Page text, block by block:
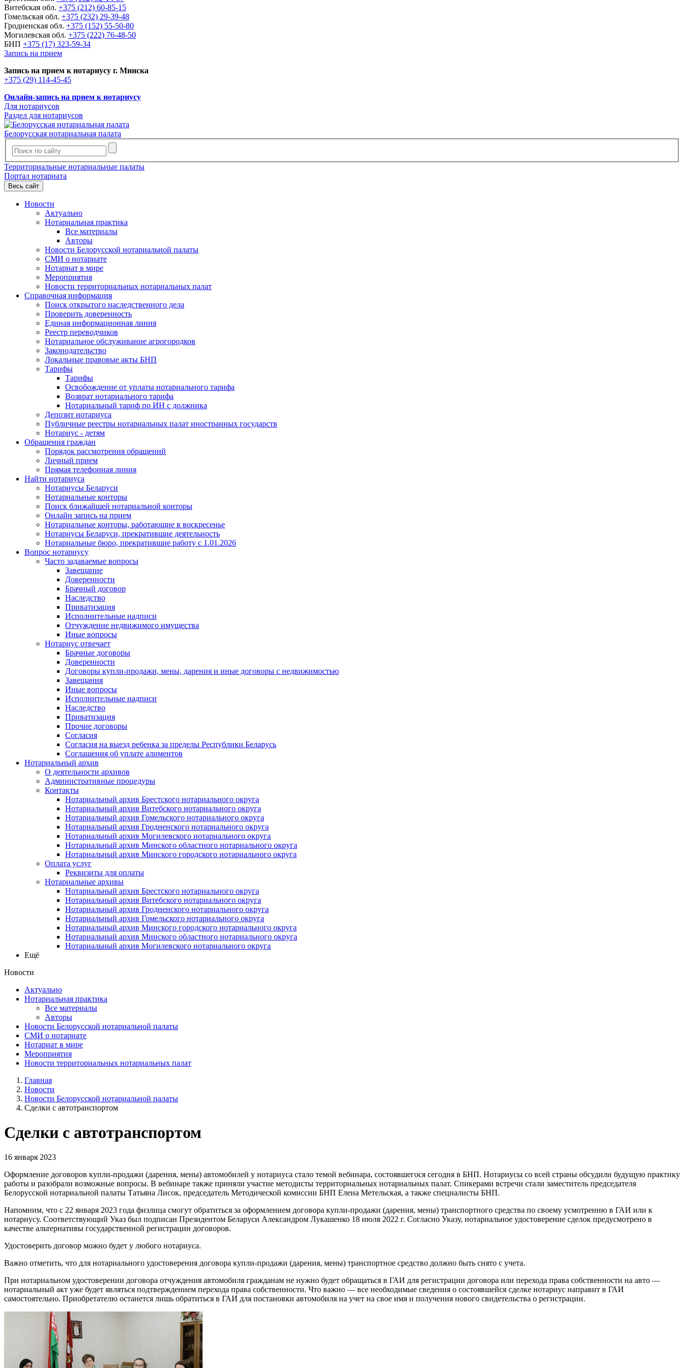
Витебская обл. +375 (212) 60-85-15
Гомельская обл. +375 (232) 29-39-48
Гродненская обл. +375 (152) 55-50-80
Могилевская обл. +375 (222) 76-48-50
БНП +375 (17) 323-59-34
Запись на прием
Запись на прием к нотариусу г. Минска
+375 (29) 114-45-45
Онлайн-запись на прием к нотариусу
Для нотариусов
Раздел для нотариусов
Белорусская нотариальная палата
Территориальные нотариальные палаты
Портал нотариата
Весь сайт
Новости
Актуально
Нотариальная практика
Все материалы
Авторы
Новости Белорусской нотариальной палаты
СМИ о нотариате
Нотариат в мире
Мероприятия
Новости территориальных нотариальных палат
Справочная информация
Поиск открытого наследственного дела
Проверить доверенность
Единая информационная линия
Реестр переводчиков
Нотариальное обслуживание агрогородков
Законодательство
Локальные правовые акты БНП
Тарифы
Тарифы
Освобождение от уплаты нотариального тарифа
Возврат нотариального тарифа
Нотариальный тариф по ИН с должника
Депозит нотариуса
Публичные реестры нотариальных палат иностранных государств
Нотариус - детям
Обращения граждан
Порядок рассмотрения обращений
Личный прием
Прямая телефонная линия
Найти нотариуса
Нотариусы Беларуси
Нотариальные конторы
Поиск ближайшей нотариальной конторы
Онлайн запись на прием
Нотариальные конторы, работающие в воскресенье
Нотариусы Беларуси, прекратившие деятельность
Нотариальные бюро, прекратившие работу с 1.01.2026
Вопрос нотариусу
Часто задаваемые вопросы
Завещание
Доверенности
Брачный договор
Наследство
Приватизация
Исполнительные надписи
Отчуждение недвижимого имущества
Иные вопросы
Нотариус отвечает
Брачные договоры
Доверенности
Договоры купли-продажи, мены, дарения и иные договоры с недвижимостью
Завещания
Иные вопросы
Исполнительные надписи
Наследство
Приватизация
Прочие договоры
Согласия
Согласия на выезд ребенка за пределы Республики Беларусь
Соглашения об уплате алиментов
Нотариальный архив
О деятельности архивов
Административные процедуры
Контакты
Нотариальный архив Брестского нотариального округа
Нотариальный архив Витебского нотариального округа
Нотариальный архив Гомельского нотариального округа
Нотариальный архив Гродненского нотариального округа
Нотариальный архив Могилевского нотариального округа
Нотариальный архив Минского областного нотариального округа
Нотариальный архив Минского городского нотариального округа
Оплата услуг
Реквизиты для оплаты
Нотариальные архивы
Нотариальный архив Брестского нотариального округа
Нотариальный архив Витебского нотариального округа
Нотариальный архив Гродненского нотариального округа
Нотариальный архив Гомельского нотариального округа
Нотариальный архив Минского городского нотариального округа
Нотариальный архив Минского областного нотариального округа
Нотариальный архив Могилевского нотариального округа
Ещё
Новости
Актуально
Нотариальная практика
Все материалы
Авторы
Новости Белорусской нотариальной палаты
СМИ о нотариате
Нотариат в мире
Мероприятия
Новости территориальных нотариальных палат
Главная
Новости
Новости Белорусской нотариальной палаты
Сделки с автотранспортом
Сделки с автотранспортом
16 января 2023
Оформление договоров купли-продажи (дарения, мены) автомобилей у нотариуса стало темой вебинара, состоявшегося сегодня в БНП. Нотариусы со всей страны обсудили будущую практику
работы и разобрали возможные вопросы. В вебинаре также приняли участие методисты территориальных нотариальных палат. Спикерами встречи стали заместитель председателя
Белорусской нотариальной палаты Татьяна Лисок, председатель Методической комиссии БНП Елена Метельская, а также специалисты БНП.
Напомним, что с 22 января 2023 года физлица смогут обратиться за оформлением договора купли-продажи (дарения, мены) транспортного средства по своему усмотрению в ГАИ или к
нотариусу. Соответствующий Указ был подписан Президентом Беларуси Александром Лукашенко 18 июля 2022 г. Согласно Указу, нотариальное удостоверение сделок предусмотрено в
качестве альтернативы государственной регистрации договоров.
Удостоверить договор можно будет у любого нотариуса.
Важно отметить, что для нотариального удостоверения договора купли-продажи (дарения, мены) транспортное средство должно быть снято с учета.
При нотариальном удостоверении договора отчуждения автомобиля гражданам не нужно будет обращаться в ГАИ для регистрации договора или перехода права собственности на авто —
нотариальный акт уже будет являться подтверждением перехода права собственности. Что важно — все необходимые сведения о состоявшейся сделке нотариус направит в ГАИ
самостоятельно. Приобретателю останется лишь обратиться в ГАИ для постановки автомобиля на учет на свое имя и получения нового свидетельства о регистрации.